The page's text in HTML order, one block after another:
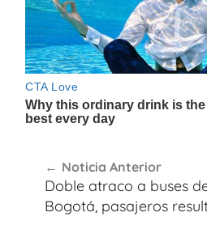
de
entradas
Noticia Anterior
Doble atraco a buses
Bogotá, pasajeros